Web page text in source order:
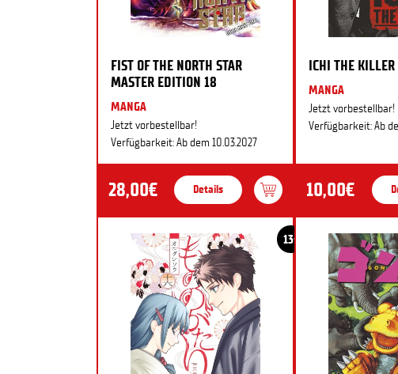
FIST OF THE NORTH STAR
MASTER EDITION 18
MANGA
Jetzt vorbestellbar!
Verfügbarkeit: Ab dem 10.03.2027
28,00€ Details
ICHI THE
MANGA
Jetzt vorbestellbar!
Verfügbarkeit: Ab
10,00€
13+